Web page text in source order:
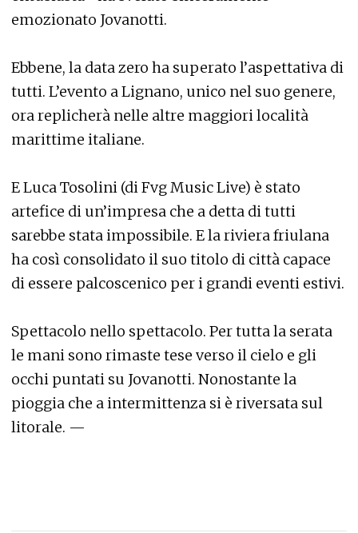
emozionato Jovanotti.
Ebbene, la data zero ha superato l’aspettativa di
tutti. L’evento a Lignano, unico nel suo genere,
ora replicherà nelle altre maggiori località
marittime italiane.
E Luca Tosolini (di Fvg Music Live) è stato
artefice di un’impresa che a detta di tutti
sarebbe stata impossibile. E la riviera friulana
ha così consolidato il suo titolo di città capace
di essere palcoscenico per i grandi eventi estivi.
Spettacolo nello spettacolo. Per tutta la serata
le mani sono rimaste tese verso il cielo e gli
occhi puntati su Jovanotti. Nonostante la
pioggia che a intermittenza si è riversata sul
litorale. —